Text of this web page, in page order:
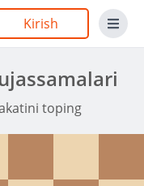
Kirish
toping